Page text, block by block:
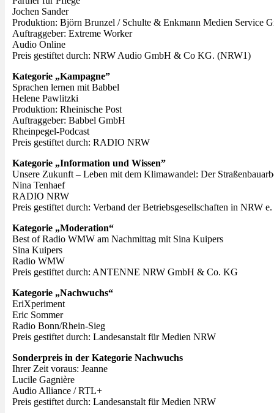
Jochen Sander
Produktion: Björn Brunzel / Schulte & Enkmann Medien Service
Auftraggeber: Extreme Worker
Audio Online
Preis gestiftet durch: NRW Audio GmbH & Co KG. (NRW1)
Kategorie „Kampagne”
Sprachen lernen mit Babbel
Helene Pawlitzki
Produktion: Rheinische Post
Auftraggeber: Babbel GmbH
Rheinpegel-Podcast
Preis gestiftet durch: RADIO NRW
Kategorie „Information und Wissen”
Unsere Zukunft – Leben mit dem Klimawandel: Der
Nina Tenhaef
RADIO NRW
Preis gestiftet durch: Verband der Betriebsgesellschaften in NRW e.
Kategorie „Moderation“
Best of Radio WMW am Nachmittag mit Sina Kuipers
Sina Kuipers
Radio WMW
Preis gestiftet durch: ANTENNE NRW GmbH & Co. KG
Kategorie „Nachwuchs“
EriXperiment
Eric Sommer
Radio Bonn/Rhein-Sieg
Preis gestiftet durch: Landesanstalt für Medien NRW
Sonderpreis in der Kategorie Nachwuchs
Ihrer Zeit voraus: Jeanne
Lucile Gagnière
Audio Alliance / RTL+
Preis gestiftet durch: Landesanstalt für Medien NRW